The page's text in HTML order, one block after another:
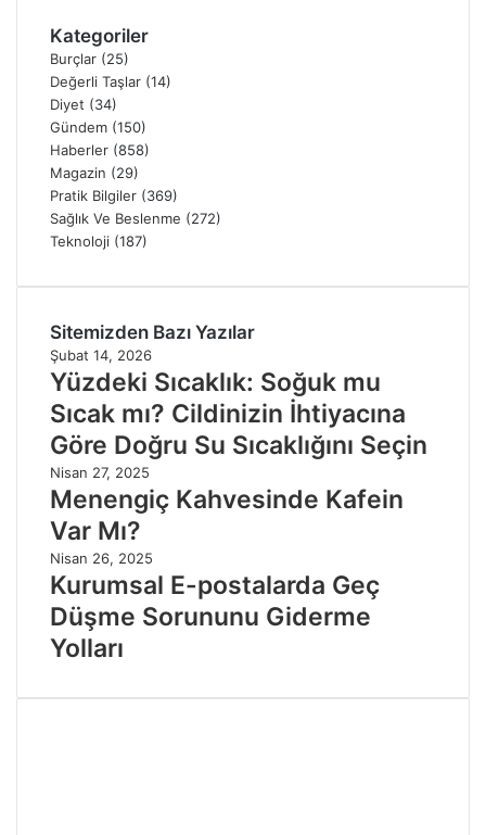
Kategoriler
Burçlar (25)
Değerli Taşlar (14)
Diyet (34)
Gündem (150)
Haberler (858)
Magazin (29)
Pratik Bilgiler (369)
Sağlık Ve Beslenme (272)
Teknoloji (187)
Sitemizden Bazı Yazılar
Şubat 14, 2026
Yüzdeki Sıcaklık: Soğuk mu
Sıcak mı? Cildinizin İhtiyacına
Göre Doğru Su Sıcaklığını Seçin
Nisan 27, 2025
Menengiç Kahvesinde Kafein
Var Mı?
Nisan 26, 2025
Kurumsal E-postalarda Geç
Düşme Sorununu Giderme
Yolları